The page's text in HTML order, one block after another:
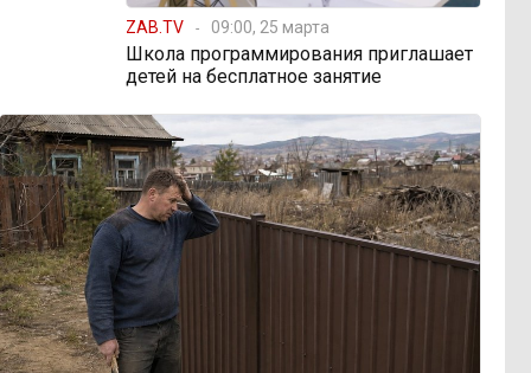
ZAB.TV 09:00, 25 марта
Школа программирования приглашает
детей на бесплатное занятие